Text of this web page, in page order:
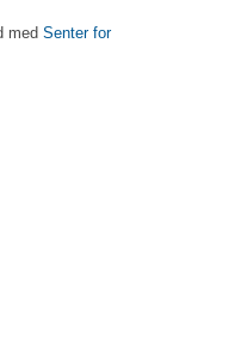
med Senter for